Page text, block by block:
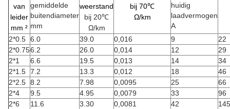
van
leider
mm ²
gemiddelde
buitendiameter
mm
weerstand
bij 20℃
Ω/km
bij 70℃
Ω/km
huidig
laadvermogen
A
2*0.5 6.0 39.0 0,016 9
22
2*0.756.2 26.0 0,014 12
29
2*1
6.6 19.5 0,013 14
34
2*1.5 7.2 13.3 0,012 18
46
2*2.5 8.2 7.98 0,0095 25
66
2*4
9.5 4.95 0,0079 33
96
2*6
11.6 3.30 0,0081 42
145